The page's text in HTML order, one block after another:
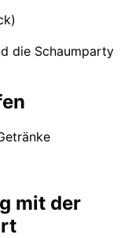
die Schaumparty
mit der